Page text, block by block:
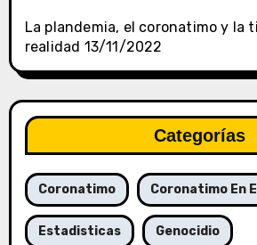
La plandemia, el coronatimo y la
realidad 13/11/2022
Categorías
Coronatimo Coronatimo En
Estadisticas Genocidio